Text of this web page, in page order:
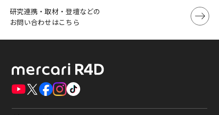
研究連携・取材・登壇などの
お問い合わせはこちら